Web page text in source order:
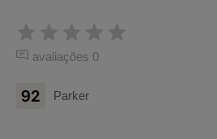
avaliações 0
92 Parker